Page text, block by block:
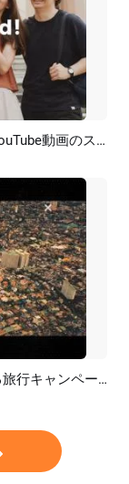
ダイナミックな旅行の思い出、旅の旅、YouTube動画のスライドショー
都市のダイナミックなリズムを体感できる旅行キャンペーンのスライドショー